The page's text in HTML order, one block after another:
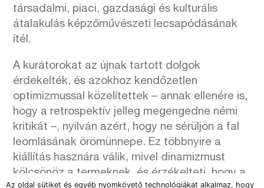
Az oldal sütiket és egyéb nyomkövető technológiákat alkalmaz, hogy
társadalmi, piaci, gazdasági és kulturális
átalakulás képzőművészeti lecsapódásának
ítél.
A kurátorokat az újnak tartott dolgok
érdekelték, és azokhoz kendőzetlen
optimizmussal közelítettek – annak ellenére is,
hogy a retrospektív jelleg megengedne némi
kritikát –, nyilván azért, hogy ne sérüljön a fal
leomlásának örömünnepe. Ez többnyire a
kiállítás hasznára válik, mivel dinamizmust
kölcsönöz a termeknek, és érzékelteti, hogy a